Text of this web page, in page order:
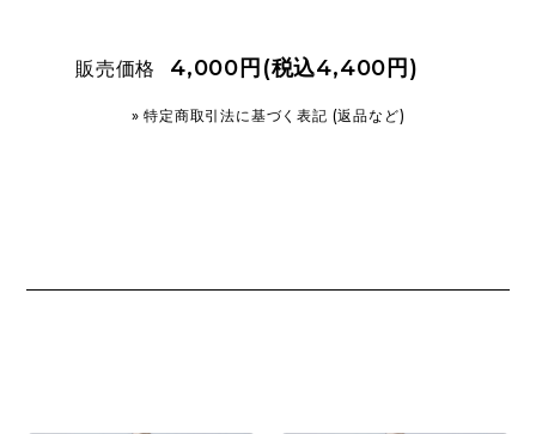
販売価格 4,000円(税込4,400円)
» 特定商取引法に基づく表記 (返品など)